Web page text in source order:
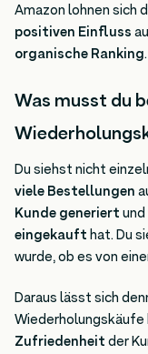
Amazon lohnen sich
positiven Einfluss
organische Ranking.
Was musst du
Du siehst nicht
viele Bestellungen
Kunde generiertund
eingekaufthat. Du
wurde, ob es von
Daraus lässt sich
Zufriedenheitder